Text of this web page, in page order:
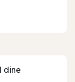
dine